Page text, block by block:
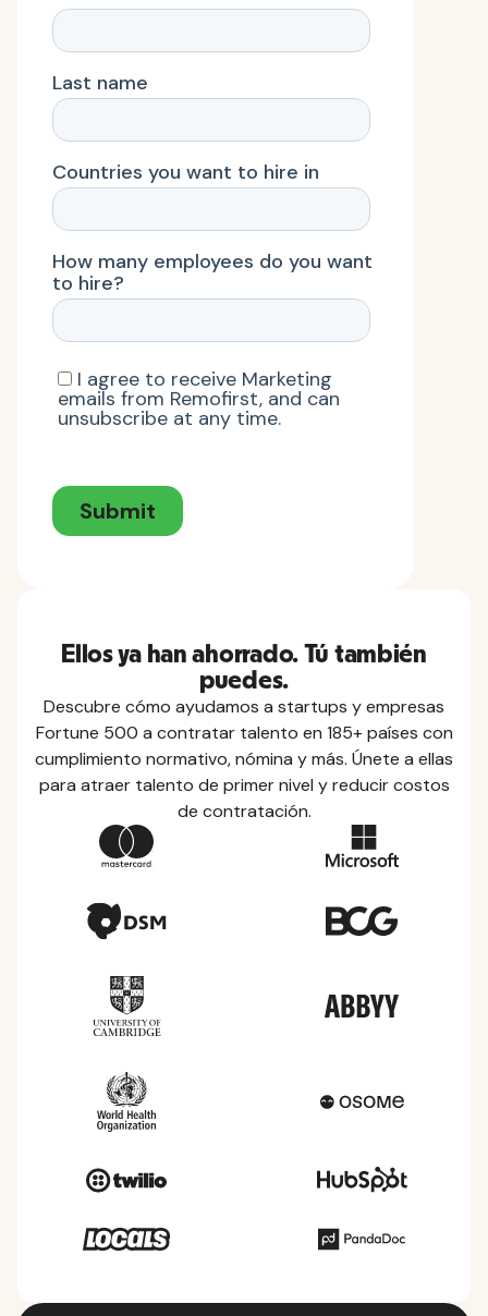
Ellos ya han ahorrado. Tú también
puedes.
Descubre cómo ayudamos a startups y empresas
Fortune 500 a contratar talento en 185+ países con
cumplimiento normativo, nómina y más. Únete a ellas
para atraer talento de primer nivel y reducir costos
de contratación.